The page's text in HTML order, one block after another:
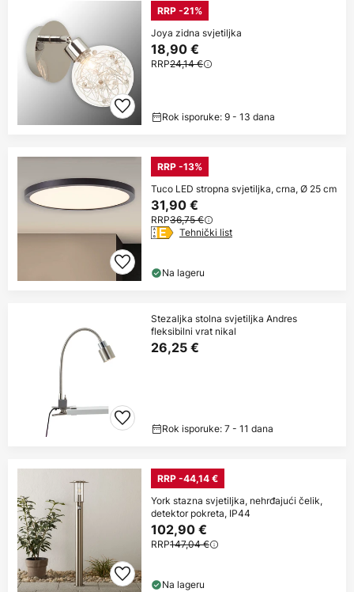
RRP -21%
Joya zidna svjetiljka
18,90 €
RRP24,14 €
Rok isporuke: 9 - 13 dana
RRP -13%
Tuco LED stropna svjetiljka, crna, Ø 25 cm
31,90 €
RRP36,75 €
Tehnički list
Na lageru
Stezaljka stolna svjetiljka Andres
fleksibilni vrat nikal
26,25 €
Rok isporuke: 7 - 11 dana
RRP -44,14 €
York stazna svjetiljka, nehrđajući čelik,
detektor pokreta, IP44
102,90 €
RRP147,04 €
Na lageru